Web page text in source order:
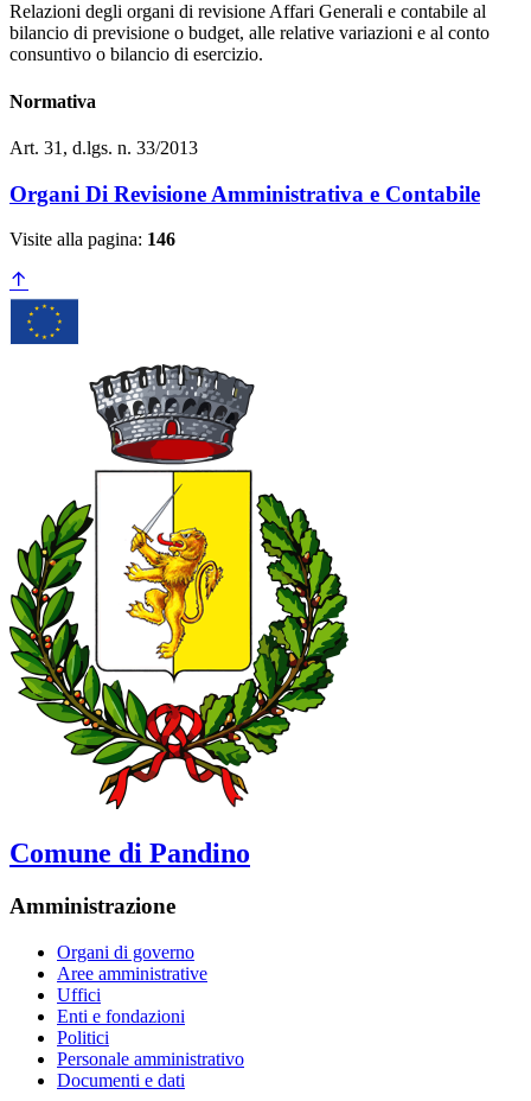
Relazioni degli organi di revisione Affari Generali e contabile al
bilancio di previsione o budget, alle relative variazioni e al conto
consuntivo o bilancio di esercizio.
Normativa
Art. 31, d.lgs. n. 33/2013
Organi Di Revisione Amministrativa e Contabile
Visite alla pagina: 146
Comune di Pandino
Amministrazione
Organi di governo
Aree amministrative
Uffici
Enti e fondazioni
Politici
Personale amministrativo
Documenti e dati